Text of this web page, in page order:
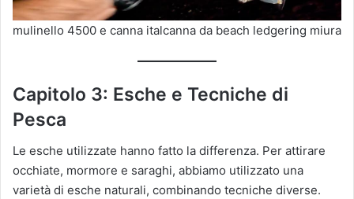
mulinello 4500 e canna italcanna da beach ledgering miura
Capitolo 3: Esche e Tecniche di
Pesca
Le esche utilizzate hanno fatto la differenza. Per attirare
occhiate, mormore e saraghi, abbiamo utilizzato una
varietà di esche naturali, combinando tecniche diverse.